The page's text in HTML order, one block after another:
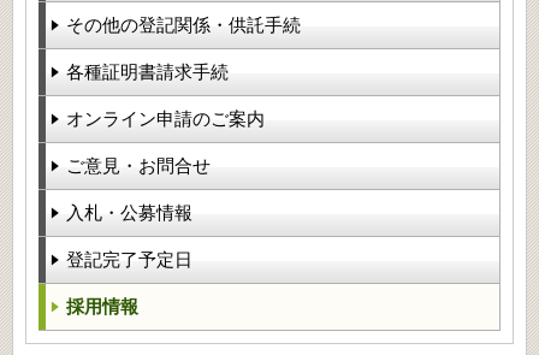
その他の登記関係・供託手続
各種証明書請求手続
オンライン申請のご案内
ご意見・お問合せ
入札・公募情報
登記完了予定日
採用情報